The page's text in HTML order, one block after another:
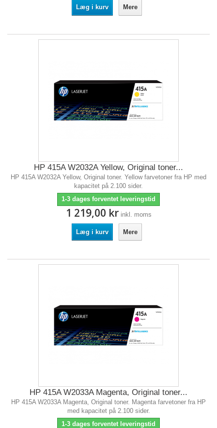
Læg i kurv Mere
HP 415A W2032A Yellow, Original toner...
HP 415A W2032A Yellow, Original toner. Yellow farvetoner fra HP med
kapacitet på 2.100 sider.
1-3 dages forventet leveringstid
1 219,00 kr inkl. moms
Læg i kurv Mere
HP 415A W2033A Magenta, Original toner...
HP 415A W2033A Magenta, Original toner. Magenta farvetoner fra HP
med kapacitet på 2.100 sider.
1-3 dages forventet leveringstid